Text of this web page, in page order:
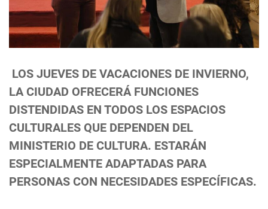
LOS JUEVES DE VACACIONES DE INVIERNO,
LA CIUDAD OFRECERÁ FUNCIONES
DISTENDIDAS EN TODOS LOS ESPACIOS
CULTURALES QUE DEPENDEN DEL
MINISTERIO DE CULTURA. ESTARÁN
ESPECIALMENTE ADAPTADAS PARA
PERSONAS CON NECESIDADES ESPECÍFICAS.